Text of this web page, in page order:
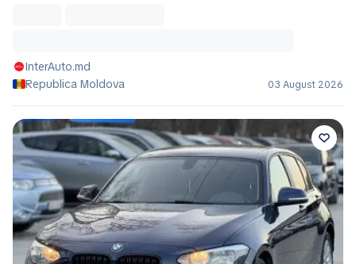
InterAuto.md
Republica Moldova
03 August 2026